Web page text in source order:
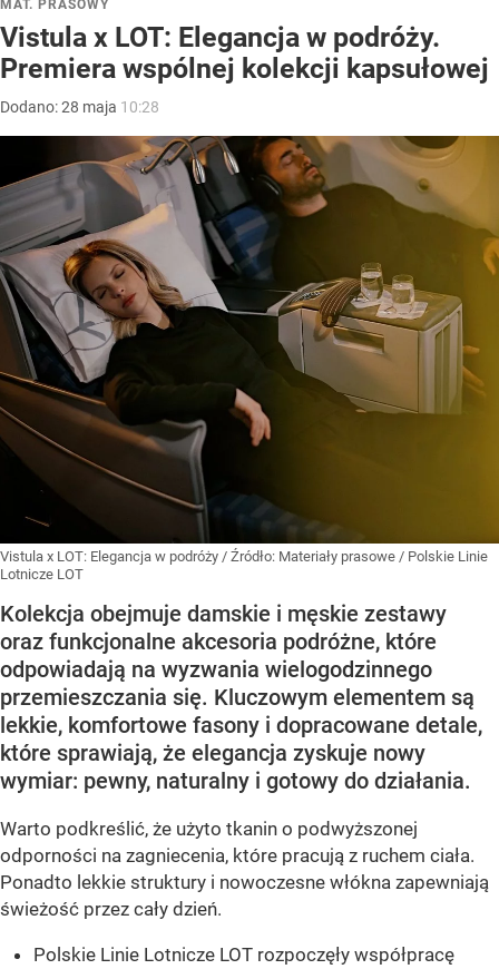
MAT. PRASOWY
Vistula x LOT: Elegancja w podróży.
Premiera wspólnej kolekcji kapsułowej
Dodano:28 maja 10:28
Vistula x LOT: Elegancja w podróży / Źródło: Materiały prasowe / Polskie Linie
Lotnicze LOT
Kolekcja obejmuje damskie i męskie zestawy
oraz funkcjonalne akcesoria podróżne, które
odpowiadają na wyzwania wielogodzinnego
przemieszczania się. Kluczowym elementem są
lekkie, komfortowe fasony i dopracowane detale,
które sprawiają, że elegancja zyskuje nowy
wymiar: pewny, naturalny i gotowy do działania.
Warto podkreślić, że użyto tkanin o podwyższonej
odporności na zagniecenia, które pracują z ruchem ciała.
Ponadto lekkie struktury i nowoczesne włókna zapewniają
świeżość przez cały dzień.
Polskie Linie Lotnicze LOT rozpoczęły współpracę